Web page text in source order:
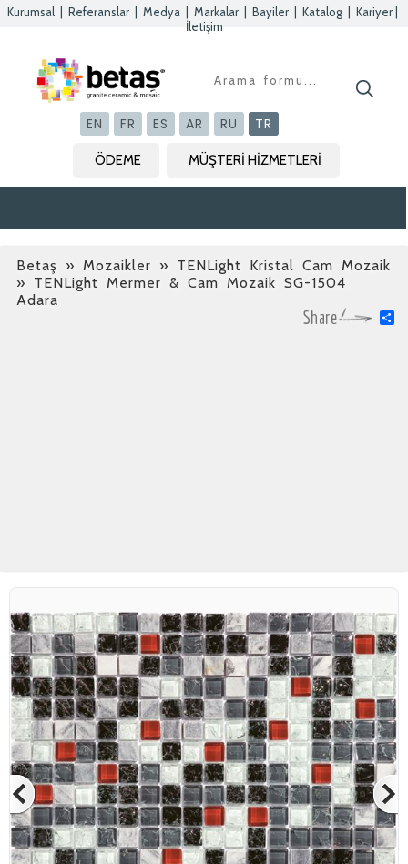
Kurumsal Referanslar Medya Markalar Bayiler Katalog Kariyer
İletişim
EN FR ES AR RU TR
ÖDEME MÜŞTERİ HİZMETLERİ
Betaş » Mozaikler » TENLight Kristal Cam Mozaik
» TENLight Mermer & Cam Mozaik SG-1504
Adara
Betaş Cam Mozaik
Betaş Cam Mozik olarak tam zamanlı
meslektaşlar arıyoruz. Özgeçmişlerinizi